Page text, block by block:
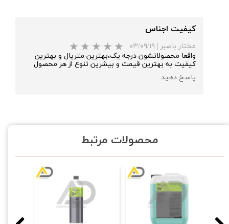
کیفیت اجناس
مختار باصبر | ۰۳/۰۹/۱۹
واقعا محصولاتشون درجه یک،بهترین متریال و بهترین
کیفیت به بهترین قیمت و بیشرین تنوع از هر محصول
پاسخ دهید
محصولات مرتبط